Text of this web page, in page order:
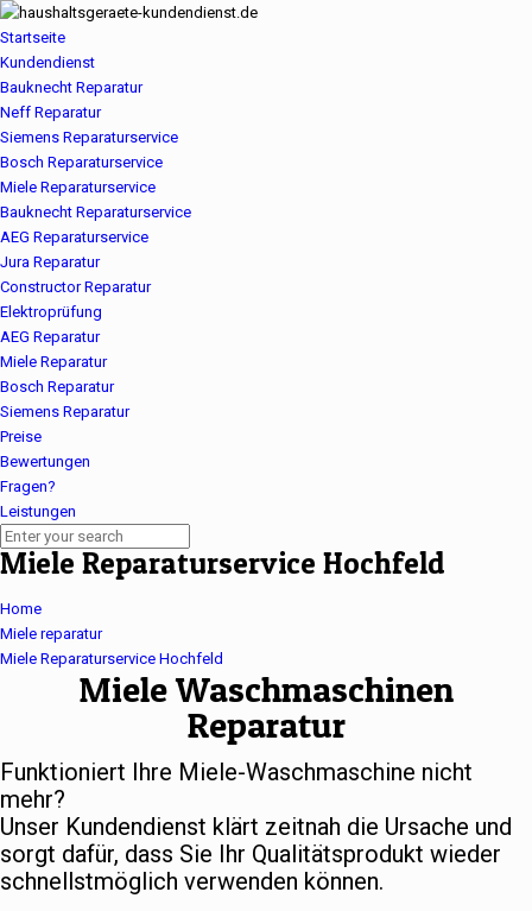
Startseite
Kundendienst
Bauknecht Reparatur
Neff Reparatur
Siemens Reparaturservice
Bosch Reparaturservice
Miele Reparaturservice
Bauknecht Reparaturservice
AEG Reparaturservice
Jura Reparatur
Constructor Reparatur
Elektroprüfung
AEG Reparatur
Miele Reparatur
Bosch Reparatur
Siemens Reparatur
Preise
Bewertungen
Fragen?
Leistungen
Miele Reparaturservice Hochfeld
Home
Miele reparatur
Miele Reparaturservice Hochfeld
Miele Waschmaschinen
Reparatur
Funktioniert Ihre Miele-Waschmaschine nicht
mehr?
Unser Kundendienst klärt zeitnah die Ursache und
sorgt dafür, dass Sie Ihr Qualitätsprodukt wieder
schnellstmöglich verwenden können.